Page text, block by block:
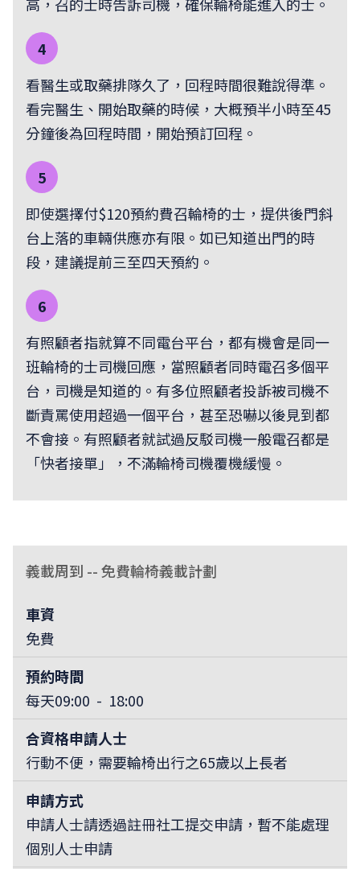
4
看醫生或取藥排隊久了，回程時間很難說得準。
看完醫生、開始取藥的時候，大概預半小時至45
分鐘後為回程時間，開始預訂回程。
5
即使選擇付$120預約費召輪椅的士，提供後門斜
台上落的車輛供應亦有限。如已知道出門的時
段，建議提前三至四天預約。
6
有照顧者指就算不同電台平台，都有機會是同一
班輪椅的士司機回應，當照顧者同時電召多個平
台，司機是知道的。有多位照顧者投訴被司機不
斷責罵使用超過一個平台，甚至恐嚇以後見到都
不會接。有照顧者就試過反駁司機一般電召都是
「快者接單」，不滿輪椅司機覆機緩慢。
義載周到 -- 免費輪椅義載計劃
車資
免費
預約時間
每天09:00 - 18:00
合資格申請人士
行動不便，需要輪椅出行之65歲以上長者
申請方式
申請人士請透過註冊社工提交申請，暫不能處理
個別人士申請